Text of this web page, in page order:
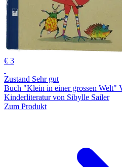
€ 3
Zustand Sehr gut
Buch "Klein in einer grossen Welt"
Kinderliteratur von Sibylle Sailer
Zum Produkt